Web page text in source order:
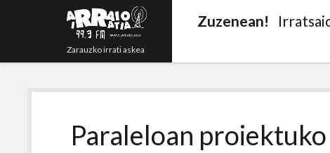
Zarauzko irrati askea
Zuzenean!
Paraleloan